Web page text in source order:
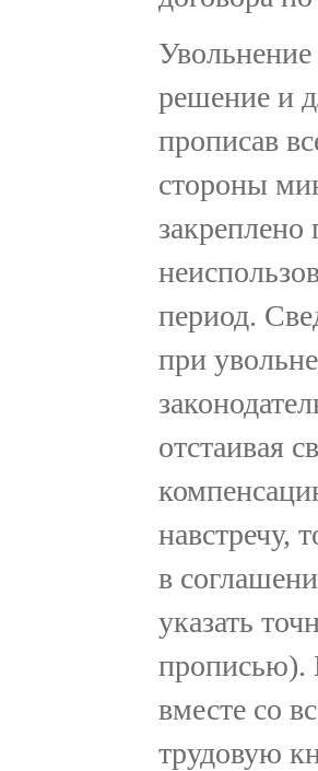
решение и
прописав
стороны
период.
при
отстаивая
навстречу,
в
указать
прописью).
вместе со
трудовую